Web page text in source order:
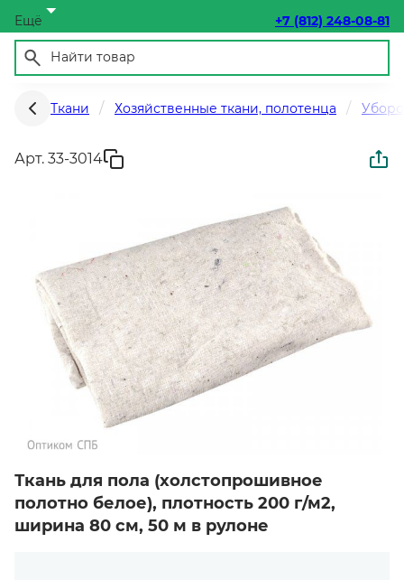
Ещё +7 (812) 248-08-81
Ткани Хозяйственные ткани, полотенца
Арт. 33-3014
Ткань для пола (холстопрошивное
полотно белое), плотность 200 г/м2,
ширина 80 см, 50 м в рулоне